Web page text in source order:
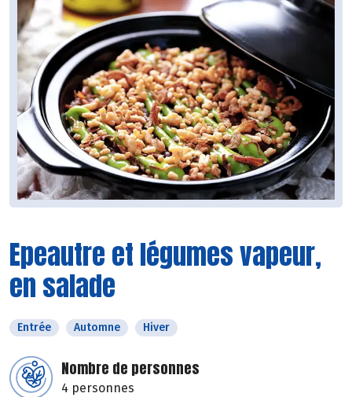
Epeautre et légumes vapeur,
en salade
Entrée Automne Hiver
Nombre de personnes
4 personnes